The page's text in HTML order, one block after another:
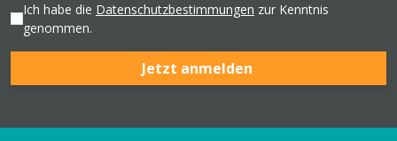
Ich habe die Datenschutzbestimmungen zur Kenntnis
genommen.
Jetzt anmelden